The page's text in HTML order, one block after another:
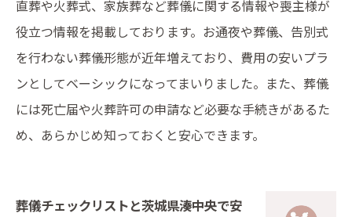
直葬や火葬式、家族葬など葬儀に関する情報や喪主様が
役立つ情報を掲載しております。お通夜や葬儀、告別式
を行わない葬儀形態が近年増えており、費用の安いプラ
ンとしてベーシックになってまいりました。また、葬儀
には死亡届や火葬許可の申請など必要な手続きがあるた
め、あらかじめ知っておくと安心できます。
葬儀チェックリストと茨城県湊中央で安